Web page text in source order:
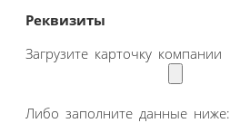
Реквизиты
Загрузите карточку компании
Либо заполните данные ниже: